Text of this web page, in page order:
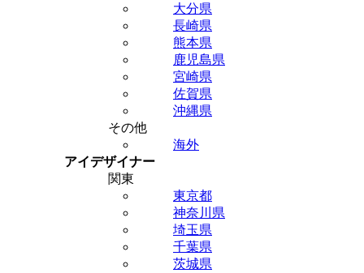
大分県
長崎県
熊本県
鹿児島県
宮崎県
佐賀県
沖縄県
その他
海外
アイデザイナー
関東
東京都
神奈川県
埼玉県
千葉県
茨城県